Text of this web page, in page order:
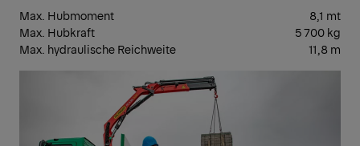
Max. Hubmoment
8,1 mt
Max. Hubkraft
5 700 kg
Max. hydraulische Reichweite
11,8 m